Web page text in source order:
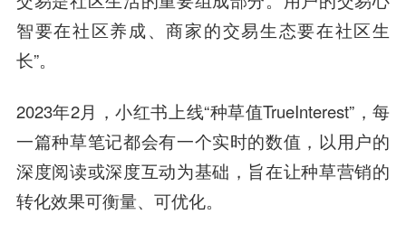
智要在社区养成、商家的交易生态要在社区生
长”。
2023年2月，小红书上线“种草值TrueInterest”，每
一篇种草笔记都会有一个实时的数值，以用户的
深度阅读或深度互动为基础，旨在让种草营销的
转化效果可衡量、可优化。